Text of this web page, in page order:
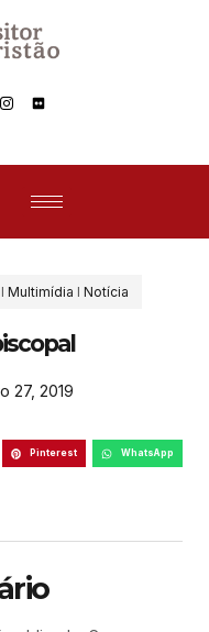
Multimídia I Notícia
27, 2019
Pinterest WhatsApp